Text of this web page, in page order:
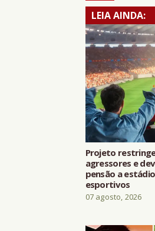
LEIA AINDA:
Projeto
agressores e
pensão a
esportivos
07 agosto, 2026